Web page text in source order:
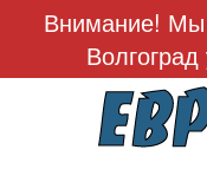
Внимание!